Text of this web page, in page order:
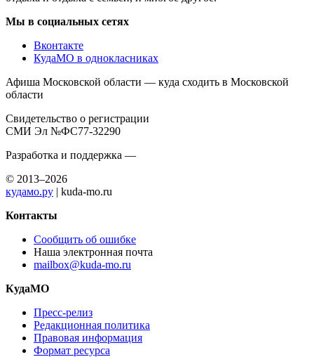
Мы в социальных сетях
Вконтакте
КудаМО в однокласниках
Афиша Московской области — куда сходить в Московской
области
Свидетельство о регистрации
СМИ Эл №ФС77-32290
Разработка и поддержка —
© 2013–2026
кудамо.ру | kuda-mo.ru
Контакты
Сообщить об ошибке
Наша электронная почта
mailbox@kuda-mo.ru
КудаМО
Пресс-релиз
Редакционная политика
Правовая информация
Формат ресурса